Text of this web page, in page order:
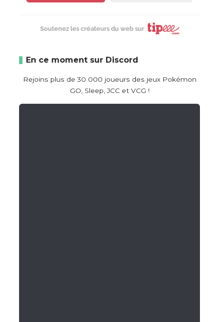
Soutenez les créateurs du web sur
En ce moment sur Discord
Rejoins plus de 30 000 joueurs des jeux Pokémon
GO, Sleep, JCC et VCG !